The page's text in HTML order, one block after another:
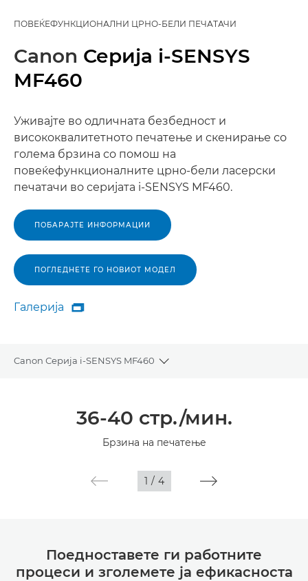
ПОВЕЌЕФУНКЦИОНАЛНИ ЦРНО-БЕЛИ ПЕЧАТАЧИ
Canon Серија i-SENSYS
MF460
Уживајте во одличната безбедност и
висококвалитетното печатење и скенирање со
голема брзина со помош на
повеќефункционалните црно-бели ласерски
печатачи во серијата i-SENSYS MF460.
ПОБАРАЈТЕ ИНФОРМАЦИИ
ПОГЛЕДНЕТЕ ГО НОВИОТ МОДЕЛ
Галерија
Галерија

Canon Серија i-SENSYS MF460
Toggle breadcrumbs
36-40 стр./мин.
Брзина на печатење
1 / 4
Поедноставете ги работните
процеси и зголемете ја ефикасноста